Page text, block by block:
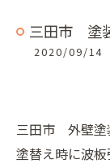
三田市 塗
2020/09/14
三田市 外壁
塗替え時に波板